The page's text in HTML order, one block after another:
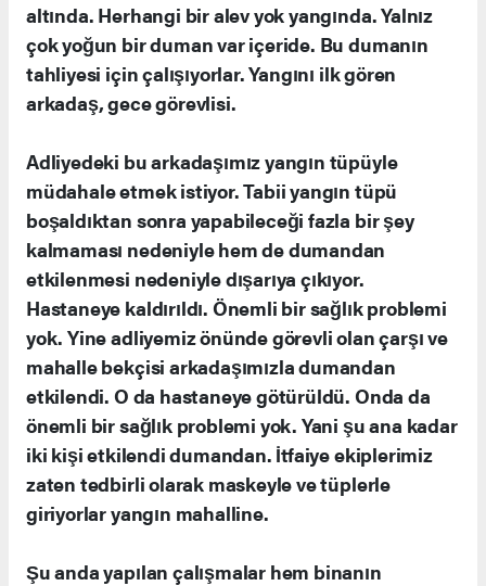
altında. Herhangi bir alev yok yangında. Yalnız
çok yoğun bir duman var içeride. Bu dumanın
tahliyesi için çalışıyorlar. Yangını ilk gören
arkadaş, gece görevlisi.
Adliyedeki bu arkadaşımız yangın tüpüyle
müdahale etmek istiyor. Tabii yangın tüpü
boşaldıktan sonra yapabileceği fazla bir şey
kalmaması nedeniyle hem de dumandan
etkilenmesi nedeniyle dışarıya çıkıyor.
Hastaneye kaldırıldı. Önemli bir sağlık problemi
yok. Yine adliyemiz önünde görevli olan çarşı ve
mahalle bekçisi arkadaşımızla dumandan
etkilendi. O da hastaneye götürüldü. Onda da
önemli bir sağlık problemi yok. Yani şu ana kadar
iki kişi etkilendi dumandan. İtfaiye ekiplerimiz
zaten tedbirli olarak maskeyle ve tüplerle
giriyorlar yangın mahalline.
Şu anda yapılan çalışmalar hem binanın